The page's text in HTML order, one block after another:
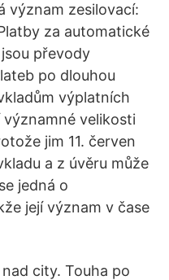
význam zesilovací:
za automatické
převody
po dlouhou
výplatních
velikosti
jim 11. červen
a z úvěru může
jedná o
její význam v čase
city. Touha po